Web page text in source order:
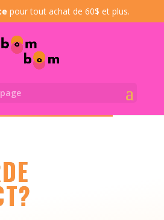
pour tout achat de 60$ et plus.